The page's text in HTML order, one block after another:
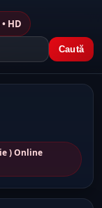
HD
Caută
) Online